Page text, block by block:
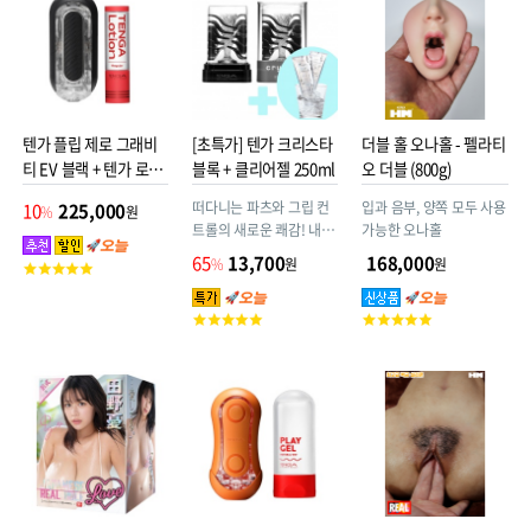
텐가 플립 제로 그래비
티 EV 블랙 + 텐가 로션
10% 225,000원
고
[초특가] 텐가 크리스타
블록 + 클리어젤 250ml
떠다니는 파츠와 그립 컨
트롤의 새로운 쾌감! 내부
디테일을 그대로 보여주
는 투명한 외관
65% 13,700원
고
더블 홀 오나홀 - 펠라티
오 더블 (800g)
입과 음부, 양쪽 모두 사용
가능한 오나홀
168,000원
고